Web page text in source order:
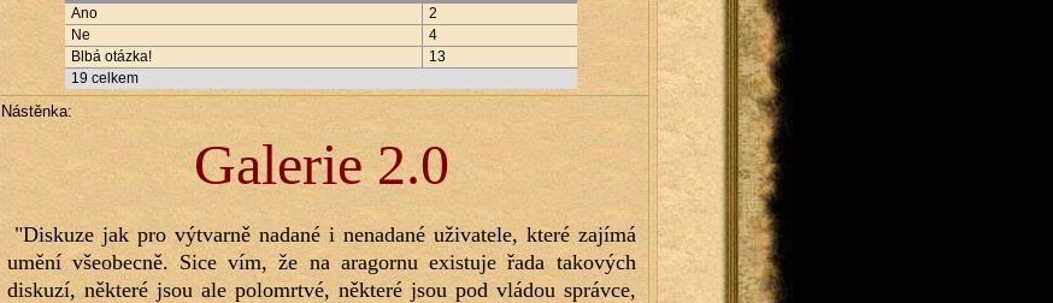
Ano
2
Ne
4
Blbá otázka!
13
19 celkem
Nástěnka:
Galerie 2.0
umění všeobecně. Sice vím, že na aragornu existuje řada takových
diskuzí, některé jsou ale polomrtvé, některé jsou pod vládou správce,